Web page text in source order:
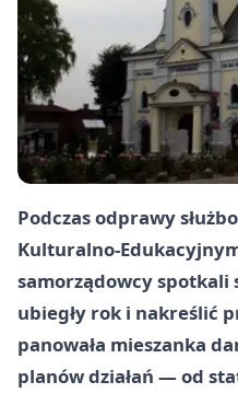
Podczas odprawy
Kulturalno-
samorządowcy spotkali
ubiegły rok i nakreślić
panowała mieszanka
planów działań — od